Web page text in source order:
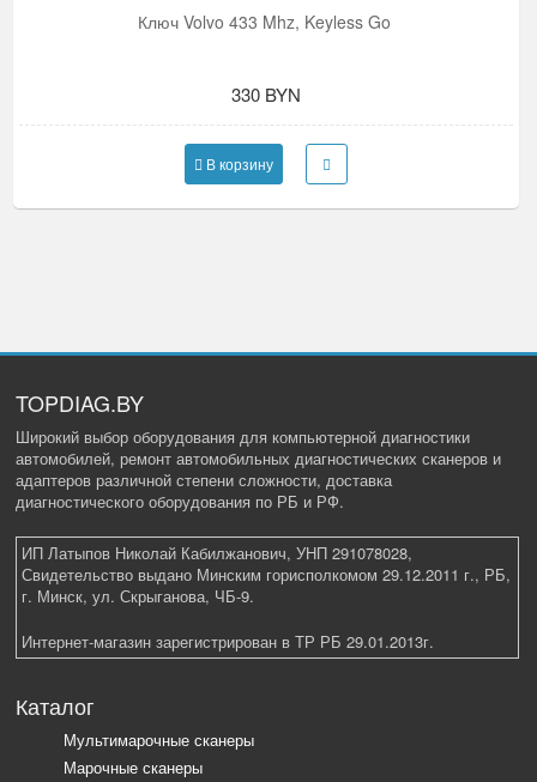
Ключ Volvo 433 Mhz, Keyless Go
330 BYN
В корзину
TOPDIAG.BY
Широкий выбор оборудования для компьютерной диагностики
автомобилей, ремонт автомобильных диагностических сканеров и
адаптеров различной степени сложности, доставка
диагностического оборудования по РБ и РФ.
ИП Латыпов Николай Кабилжанович, УНП 291078028,
Свидетельство выдано Минским горисполкомом 29.12.2011 г., РБ,
г. Минск, ул. Скрыганова, ЧБ-9.
Интернет-магазин зарегистрирован в ТР РБ 29.01.2013г.
Каталог
Мультимарочные сканеры
Марочные сканеры